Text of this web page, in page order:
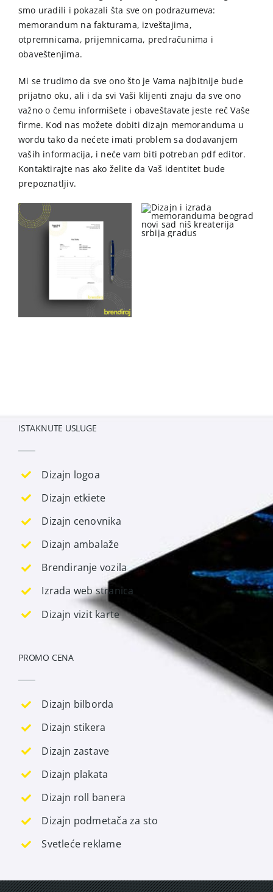
smo uradili i pokazali šta sve on podrazumeva:
memorandum na fakturama, izveštajima,
otpremnicama, prijemnicama, predračunima i
obaveštenjima.
Mi se trudimo da sve ono što je Vama najbitnije bude
prijatno oku, ali i da svi Vaši klijenti znaju da sve ono
važno o čemu informišete i obaveštavate jeste reč Vaše
firme. Kod nas možete dobiti dizajn memoranduma u
wordu tako da nećete imati problem sa dodavanjem
vaših informacija, i neće vam biti potreban pdf editor.
Kontaktirajte nas ako želite da Vaš identitet bude
prepoznatljiv.
ISTAKNUTE USLUGE
Dizajn logoa
Dizajn etkiete
Dizajn cenovnika
Dizajn ambalaže
Brendiranje vozila
Izrada web stranica
Dizajn vizit karte
PROMO CENA
Dizajn bilborda
Dizajn stikera
Dizajn zastave
Dizajn plakata
Dizajn roll banera
Dizajn podmetača za sto
Svetleće reklame